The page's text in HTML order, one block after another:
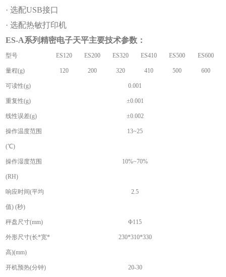
· 选配USB接口
· 选配热敏打印机
ES-A系列精密电子天平主要技术参数：
型号 ES120 ES200 ES320 ES410 ES500 ES600
量程(g) 120 200 320 410 500 600
可读性(g) 0.001
重复性(g) ±0.001
线性误差(g) ±0.002
操作温度范围
(℃)
13~25
操作湿度范围
(RH)
10%~70%
响应时间(平均
值) (秒)
2.5
秤盘尺寸(mm) Φ115
外形尺寸(长*宽*
高)(mm)
230*310*330
开机预热(分钟) 20-30